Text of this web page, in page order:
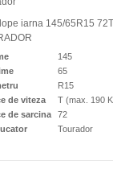
iarna 145/65R15
145
65
R15
de viteza
T (max. 190
de sarcina
72
Tourador